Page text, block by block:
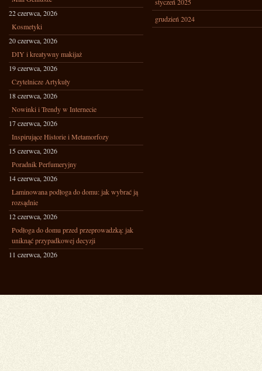
22 czerwca, 2026
Kosmetyki
20 czerwca, 2026
DIY i kreatywny makijaż
19 czerwca, 2026
Czytelnicze Artykuły
18 czerwca, 2026
Nowinki i Trendy w Internecie
17 czerwca, 2026
Inspirujące Historie i Metamorfozy
15 czerwca, 2026
Poradnik Perfumeryjny
14 czerwca, 2026
Laminowana podłoga do domu: jak wybrać ją
rozsądnie
12 czerwca, 2026
Podłoga do domu przed przeprowadzką: jak
uniknąć przypadkowej decyzji
11 czerwca, 2026
grudzień 2024